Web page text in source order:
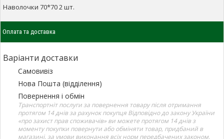
Наволочки 70*70 2 шт.
Оплата та доставка
Варіанти доставки
Самовивіз
Нова Пошта (відділення)
Повернення і обмін
Транспортніт послуги за повернення товару після отримання
протягом 14 днів за рахунок покупця Відповідно до закону України
«про захист прав споживачів» ви можете протягом 14 днів з
моменту покупки повернути або обміняти товар, придбаний в
магазині, за умови виконання всіх норм передбачених законом.